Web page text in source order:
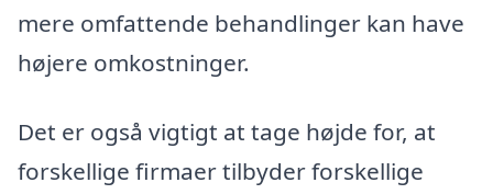
mere omfattende behandlinger kan have
højere omkostninger.
Det er også vigtigt at tage højde for, at
forskellige firmaer tilbyder forskellige